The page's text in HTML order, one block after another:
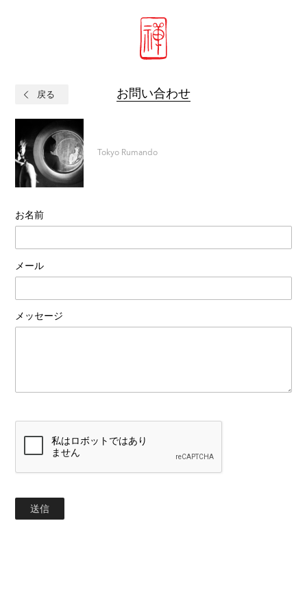
お問い合わせ
戻る
Tokyo Rumando
お名前
メール
メッセージ